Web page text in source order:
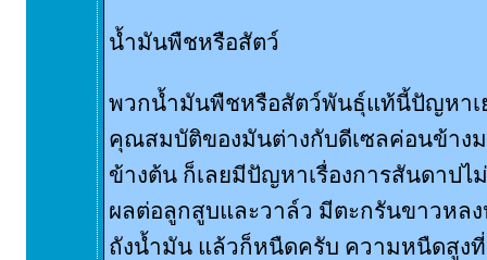
น้ำมันพืชหรือสัตว์
พวกน้ำมันพืชหรือสัตว์พันธุ์แท้นี้ปัญหาเ
คุณสมบัติของมันต่างกับดีเซลค่อนข้าง
ข้างต้น ก็เลยมีปัญหาเรื่องการสันดาปไ
ผลต่อลูกสูบและวาล์ว มีตะกรันขาวหล
ถังน้ำมัน แล้วก็หนืดครับ ความหนืดสูง